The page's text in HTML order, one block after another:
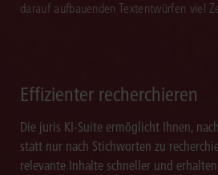
darauf aufbauenden Textentwürfen viel
Effizienter recherchieren
Die juris KI-Suite ermöglicht Ihnen,
statt nur nach Stichworten zu
relevante Inhalte schneller und